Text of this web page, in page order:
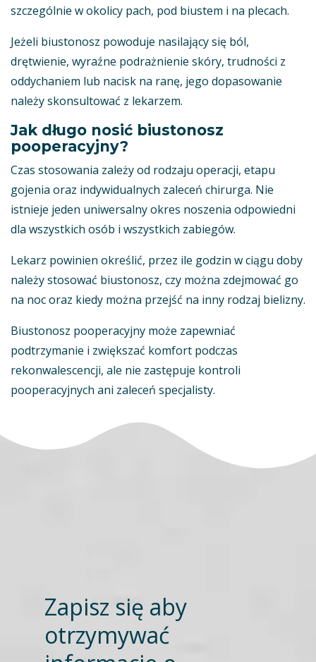
szczególnie w okolicy pach, pod biustem i na plecach.
Jeżeli biustonosz powoduje nasilający się ból,
drętwienie, wyraźne podrażnienie skóry, trudności z
oddychaniem lub nacisk na ranę, jego dopasowanie
należy skonsultować z lekarzem.
Jak długo nosić biustonosz
pooperacyjny?
Czas stosowania zależy od rodzaju operacji, etapu
gojenia oraz indywidualnych zaleceń chirurga. Nie
istnieje jeden uniwersalny okres noszenia odpowiedni
dla wszystkich osób i wszystkich zabiegów.
Lekarz powinien określić, przez ile godzin w ciągu doby
należy stosować biustonosz, czy można zdejmować go
na noc oraz kiedy można przejść na inny rodzaj bielizny.
Biustonosz pooperacyjny może zapewniać
podtrzymanie i zwiększać komfort podczas
rekonwalescencji, ale nie zastępuje kontroli
pooperacyjnych ani zaleceń specjalisty.
Zapisz się aby
otrzymywać